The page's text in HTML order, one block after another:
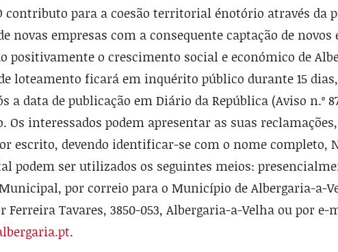
contributo para a coesão territorial énotó­rio através da
novas empresas com a consequente capta­ção de novos
positivamente o crescimento social e eco­nómico de
loteamento ficará em in­quérito público durante 15
a data de publicação em Diário da República (Aviso n.º
Os interessados po­dem apresentar as suas
escrito, devendo identificar-se com o nome completo,
podem ser utili­zados os seguintes meios:
por correio para o Município de Albergaria-a­-
Ferreira Tava­res, 3850-053, Albergaria-a-Velha ou por e-
.